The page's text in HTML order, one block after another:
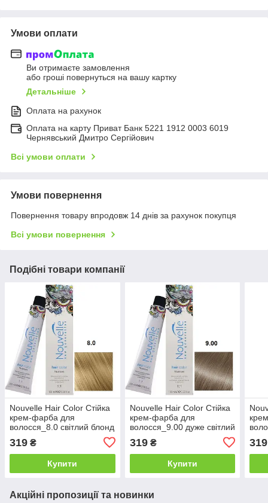
Умови оплати
Ви отримаєте замовлення
або гроші повернуться на вашу картку
Детальніше
Оплата на рахунок
Оплата на карту Приват Банк 5221 1912 0003 6019
Чернявський Дмитро Сергійович
Всі умови оплати
Умови повернення
Повернення товару впродовж 14 днів за рахунок покупця
Всі умови повернення
Подібні товари компанії
Nouvelle Hair Color Стійка
крем-фарба для
волосся_8.0 світлий блонд
100мл
319 ₴
Купити
Nouvelle Hair Color Стійка
крем-фарба для
волосся_9.00 дуже світлий
холодний 100м
319₴
Купити
319
Акційні пропозиції та новинки